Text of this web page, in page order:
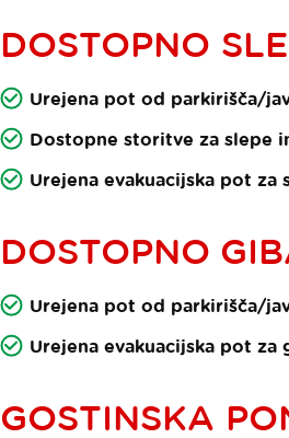
DOSTOPNO
Urejena pot od parkirišča/
Dostopne storitve za slepe
Urejena evakuacijska pot za
DOSTOPNO
Urejena pot od parkirišča/
Urejena evakuacijska pot za
GOSTINSKA